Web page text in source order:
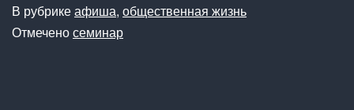
В рубрикеафиша, общественная жизнь
Отмеченосеминар